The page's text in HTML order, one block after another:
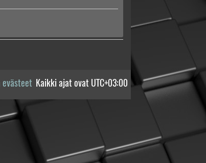
Kaikki ajat ovat UTC+03:00
evästeet